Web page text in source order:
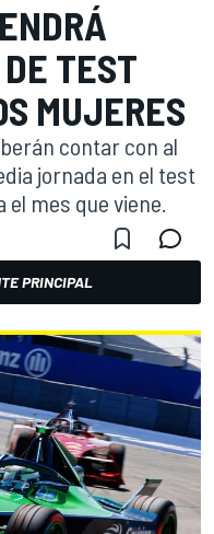
TEST
MUJERES
contar con al
jornada en el test
mes que viene.
PRINCIPAL